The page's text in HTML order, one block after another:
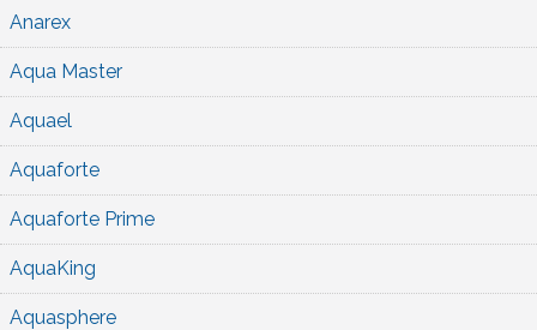
Anarex
Aqua Master
Aquael
Aquaforte
Aquaforte Prime
AquaKing
Aquasphere